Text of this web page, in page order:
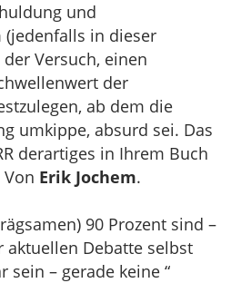
und
in dieser
Versuch, einen
der
ab dem die
umkippe, absurd sei. Das
derartiges in Ihrem Buch
Erik Jochem.
90 Prozent sind –
aktuellen Debatte selbst
sein – gerade keine “